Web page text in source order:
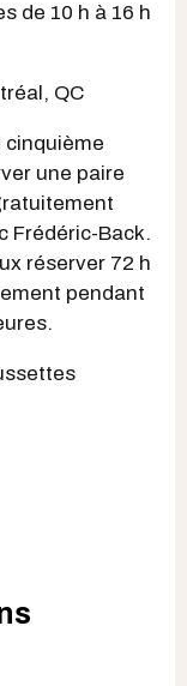
de 10 h à 16 h
QC
cinquième
une paire
Frédéric-Back.
réserver 72 h
pendant